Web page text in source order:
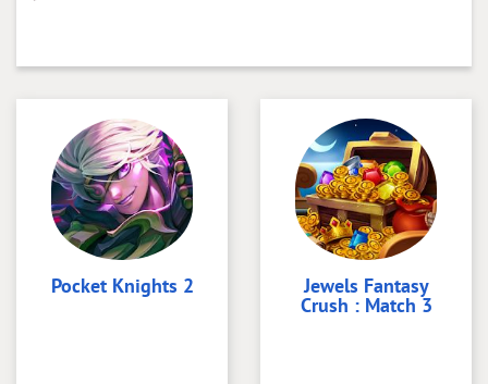
Pocket Knights 2 Jewels Fantasy
Crush : Match 3